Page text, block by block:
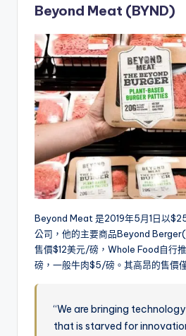
Beyond Meat (BYND)
Beyond Meat 是2019年5月1日以
公司，他的主要商品Beyond
售價$12美元/磅，Whole Food自行
磅，一般牛肉$5/磅。其高昂的售價
“We are bringing
that is starved for